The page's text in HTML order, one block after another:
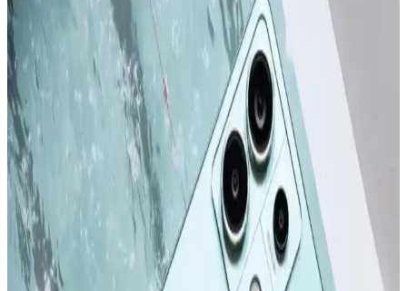
Apple iPhone 16 Plus 512GB Pembe Akıllı Telefon
Gelişmiş Tasarım ve Yüksek Performans
Apple iPhone 16 Plus, 512GB depolama, gelişmiş kamera
özellikleri ve dayanıklı tasarımıyla öne çıkıyor. Güçlü A18 Bionic
çip, uzun pil ömrü ve 5G desteğiyle üstün kullanıcı deneyimi sunar.
Apple iPhone 16 Pro Max 512GB Siyah: Gelişmiş
Kamera ve Yüksek Performanslı Akıllı Telefon
iPhone 16 Pro Max, titanyum tasarımı, 6,9 inç ekran ve gelişmiş
kameralarıyla öne çıkan yüksek performanslı akıllı telefon. Uzun pil
ömrü ve yenilikçi özellikleriyle kullanıcıların beklentilerini karşılar.
Apple iPhone Serisinin Güncel Modelleri ve
Gelecekteki Yenilikler Hakkında Bilgi